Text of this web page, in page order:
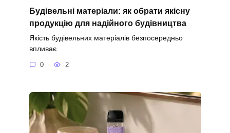
Будівельні матеріали: як обрати якісну
продукцію для надійного будівництва
Якість будівельних матеріалів безпосередньо
впливає
0 2